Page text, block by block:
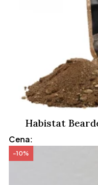
Habistat
Cena:
-10%